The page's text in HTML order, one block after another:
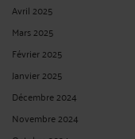
Avril 2025
Mars 2025
Février 2025
Janvier 2025
Décembre 2024
Novembre 2024